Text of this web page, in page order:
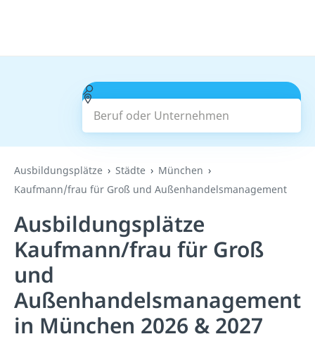
Beruf oder Unternehmen
Suchen
Ausbildungsplätze Städte
München
Kaufmann/frau für Groß und Außenhandelsmanagement
Ausbildungsplätze
Kaufmann/frau für Groß
und
Außenhandelsmanagement
in München 2026 & 2027